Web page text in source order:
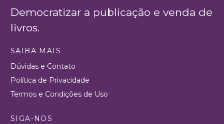
Democratizar a publicação e venda de
livros.
SAIBA MAIS
Dúvidas e Contato
Política de Privacidade
Termos e Condições de Uso
SIGA-NOS